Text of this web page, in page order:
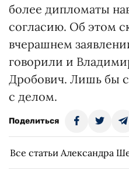
более дипломаты
согласию. Об этом
вчерашнем
говорили и
Дробович. Лишь бы
с делом.
Поделиться
Все статьи Александра